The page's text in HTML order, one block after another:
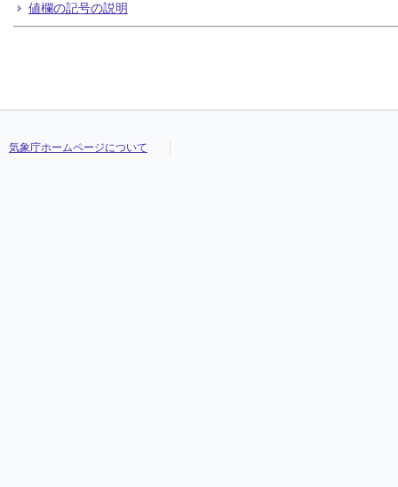
値欄の記号の説明
気象庁ホームページについて